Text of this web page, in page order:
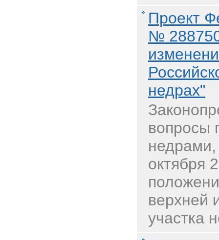
Проект
№
недрах"
вопросы
недрами,
октября
верхней
участка